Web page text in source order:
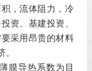
，流体阻力，冷
资、基建投资、
采用昂贵的材料
膜导热系数为目